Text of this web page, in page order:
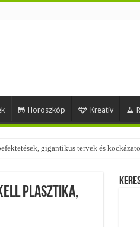
Horoszkóp Kreatív
plasztika,